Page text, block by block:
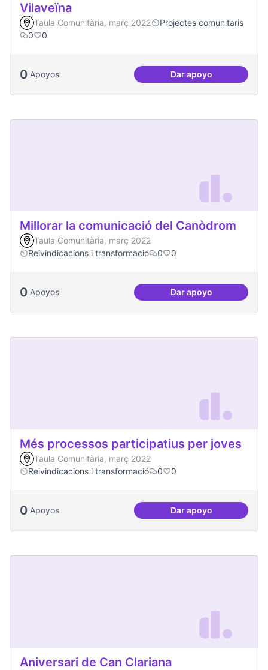
Vilaveïna
Taula Comunitària, març 2022
Projectes comunitaris
0
0
0 Apoyos Dar apoyo
Vilaveïna
Millorar la comunicació del Canòdrom
Taula Comunitària, març 2022
Reivindicacions i transformació
0 0
0 Apoyos Dar apoyo
Millorar la
Més processos participatius per joves
Taula Comunitària, març 2022
Reivindicacions i transformació
0 0
0 Apoyos Dar apoyoMés processos
Aniversari de Can Clariana